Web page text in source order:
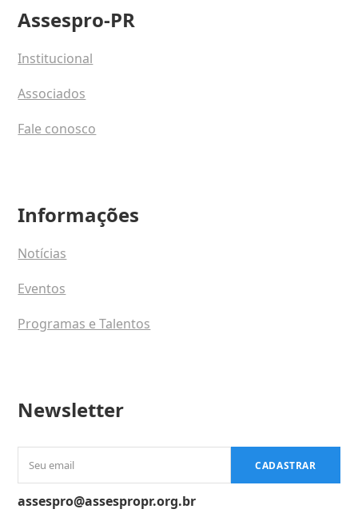
Assespro-PR
Institucional
Associados
Fale conosco
Informações
Notícias
Eventos
Programas e Talentos
Newsletter
email
CADASTRAR
assespro@assespropr.org.br